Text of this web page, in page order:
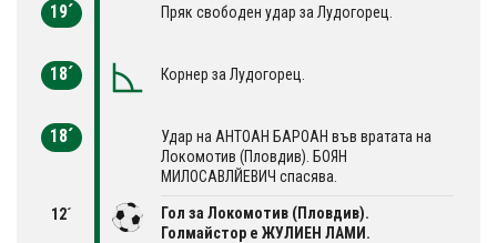
19´ Пряк свободен удар за Лудогорец.
18´ Корнер за Лудогорец.
18´
Удар на АНТОАН БАРОАН във вратата на
Локомотив (Пловдив). БОЯН
МИЛОСАВЛЙЕВИЧ спасява.
12´
Гол за Локомотив (Пловдив).
Голмайстор е ЖУЛИЕН ЛАМИ.